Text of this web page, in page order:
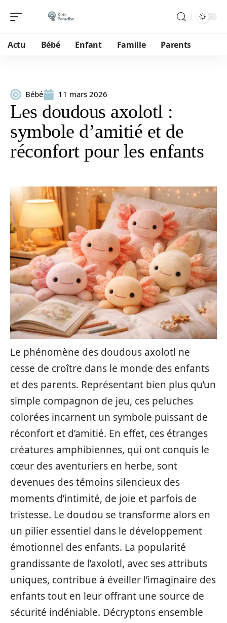
Actu Bébé Enfant Famille Parents
Bébé 11 mars 2026
Les doudous axolotl :
symbole d’amitié et de
réconfort pour les enfants
Le phénomène des doudous axolotl ne
cesse de croître dans le monde des enfants
et des parents. Représentant bien plus qu’un
simple compagnon de jeu, ces peluches
colorées incarnent un symbole puissant de
réconfort et d’amitié. En effet, ces étranges
créatures amphibiennes, qui ont conquis le
cœur des aventuriers en herbe, sont
devenues des témoins silencieux des
moments d’intimité, de joie et parfois de
tristesse. Le doudou se transforme alors en
un pilier essentiel dans le développement
émotionnel des enfants. La popularité
grandissante de l’axolotl, avec ses attributs
uniques, contribue à éveiller l’imaginaire des
enfants tout en leur offrant une source de
sécurité indéniable. Décryptons ensemble